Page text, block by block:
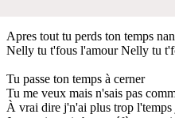
Apres tout tu perds ton temps
Nelly tu t'fous l'amour Nelly tu
Tu passe ton temps à cerner
Tu me veux mais n'sais pas
À vrai dire j'n'ai plus trop l'temps